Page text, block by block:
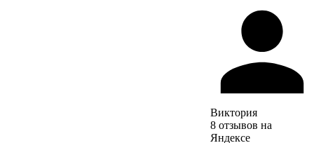
Виктория
8 отзывов на
Яндексе